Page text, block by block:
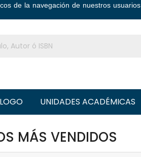
de la navegación de nuestros
UNIDADES ACADÉMICAS
MÁS VENDIDOS